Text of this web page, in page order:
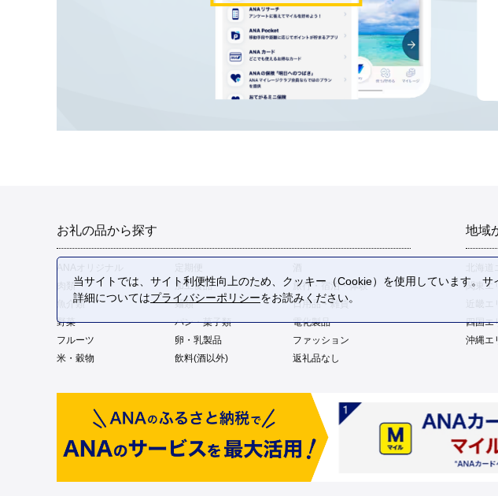
お礼の品から探す
肉類
加工食品
旅行・宿泊・体験
魚介類
麺類
日用品・雑貨
野菜
パン・菓子類
電化製品
フルーツ
卵・乳製品
ファッション
米・穀物
飲料(酒以外) 返礼品なし
地域
関東エ
四国エ
沖縄エ
当サイトでは、サイト利便性向上のため、クッキー（Cookie）を使用しています。
詳細についてはプライバシーポリシーをお読みください。